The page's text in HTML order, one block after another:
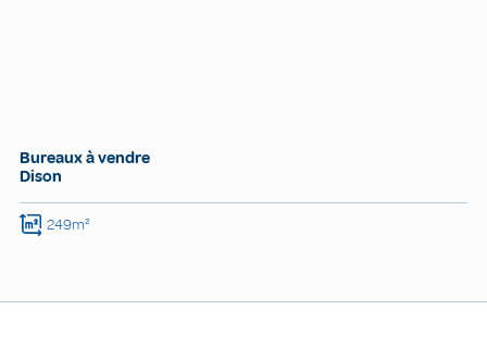
Bureaux à vendre
Dison
249m²